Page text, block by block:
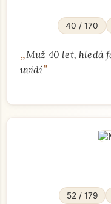
40 / 170
„Muž 40 let, hledá
uvidí"
52 / 179